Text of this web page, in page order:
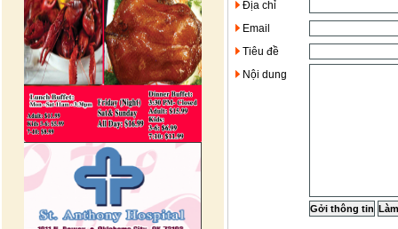
Địa chỉ
Email
Tiêu đề
Nội dung